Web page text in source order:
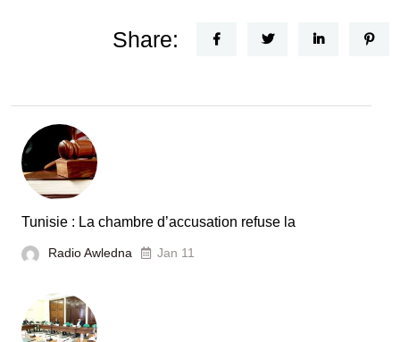
Share:
Tunisie : La chambre d’accusation refuse la
Radio Awledna Jan 11